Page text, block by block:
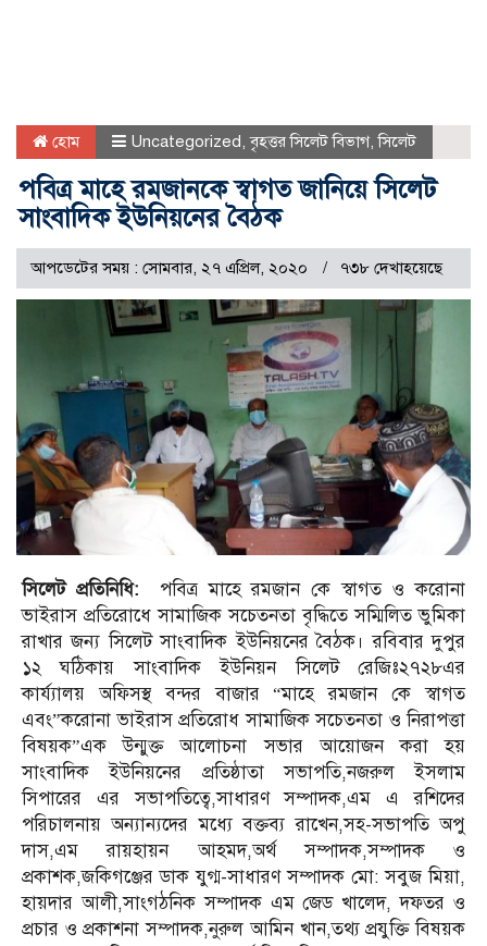
হোম Uncategorized,বৃহত্তর সিলেট বিভাগ,সিলেট
পবিত্র মাহে রমজানকে স্বাগত জানিয়ে সিলেট
সাংবাদিক ইউনিয়নের বৈঠক
আপডেটের সময় : সোমবার, ২৭ এপ্রিল, ২০২০ ৭৩৮ দেখাহয়েছে
সিলেট প্রতিনিধি:পবিত্র মাহে রমজান কে স্বাগত ও করোনা
ভাইরাস প্রতিরোধে সামাজিক সচেতনতা বৃদ্ধিতে সম্মিলিত ভুমিকা
রাখার জন্য সিলেট সাংবাদিক ইউনিয়নের বৈঠক। রবিবার দুপুর
১২ ঘঠিকায় সাংবাদিক ইউনিয়ন সিলেট রেজিঃ২৭২৮এর
কার্য্যালয় অফিসস্থ বন্দর বাজার “মাহে রমজান কে স্বাগত
এবং”করোনা ভাইরাস প্রতিরোধ সামাজিক সচেতনতা ও নিরাপত্তা
বিষয়ক”এক উন্মুক্ত আলোচনা সভার আয়োজন করা হয়
সাংবাদিক ইউনিয়নের প্রতিষ্ঠাতা সভাপতি,নজরুল ইসলাম
সিপারের এর সভাপতিত্বে,সাধারণ সম্পাদক,এম এ রশিদের
পরিচালনায় অন্যান্যদের মধ্যে বক্তব্য রাখেন,সহ-সভাপতি অপু
দাস,এম রায়হায়ন আহমদ,অর্থ সম্পাদক,সম্পাদক ও
প্রকাশক,জকিগঞ্জের ডাক যুগ্ম-সাধারণ সম্পাদক মো: সবুজ মিয়া,
হায়দার আলী,সাংগঠনিক সম্পাদক এম জেড খালেদ, দফতর ও
প্রচার ও প্রকাশনা সম্পাদক,নুরুল আমিন খান,তথ্য প্রযুক্তি বিষয়ক